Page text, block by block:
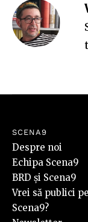
SCENA9
Despre noi
Echipa Scena9
BRD și Scena9
Vrei să publici pe
Scena9?